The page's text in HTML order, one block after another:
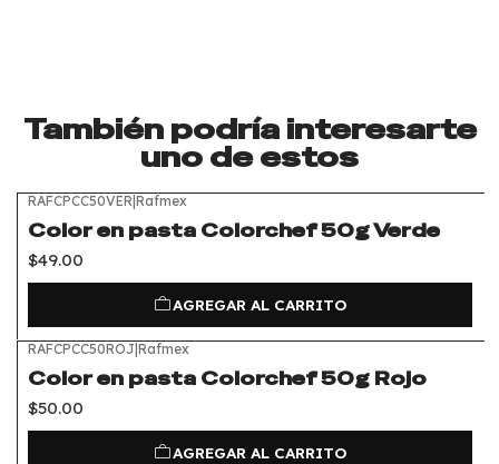
También podría interesarte
uno de estos
RAFCPCC50VER Rafmex
Color en pasta Colorchef 50g Verde
$49.00
AGREGAR AL CARRITO
RAFCPCC50ROJ Rafmex
Color en pasta Colorchef 50g Rojo
$50.00
AGREGAR AL CARRITO